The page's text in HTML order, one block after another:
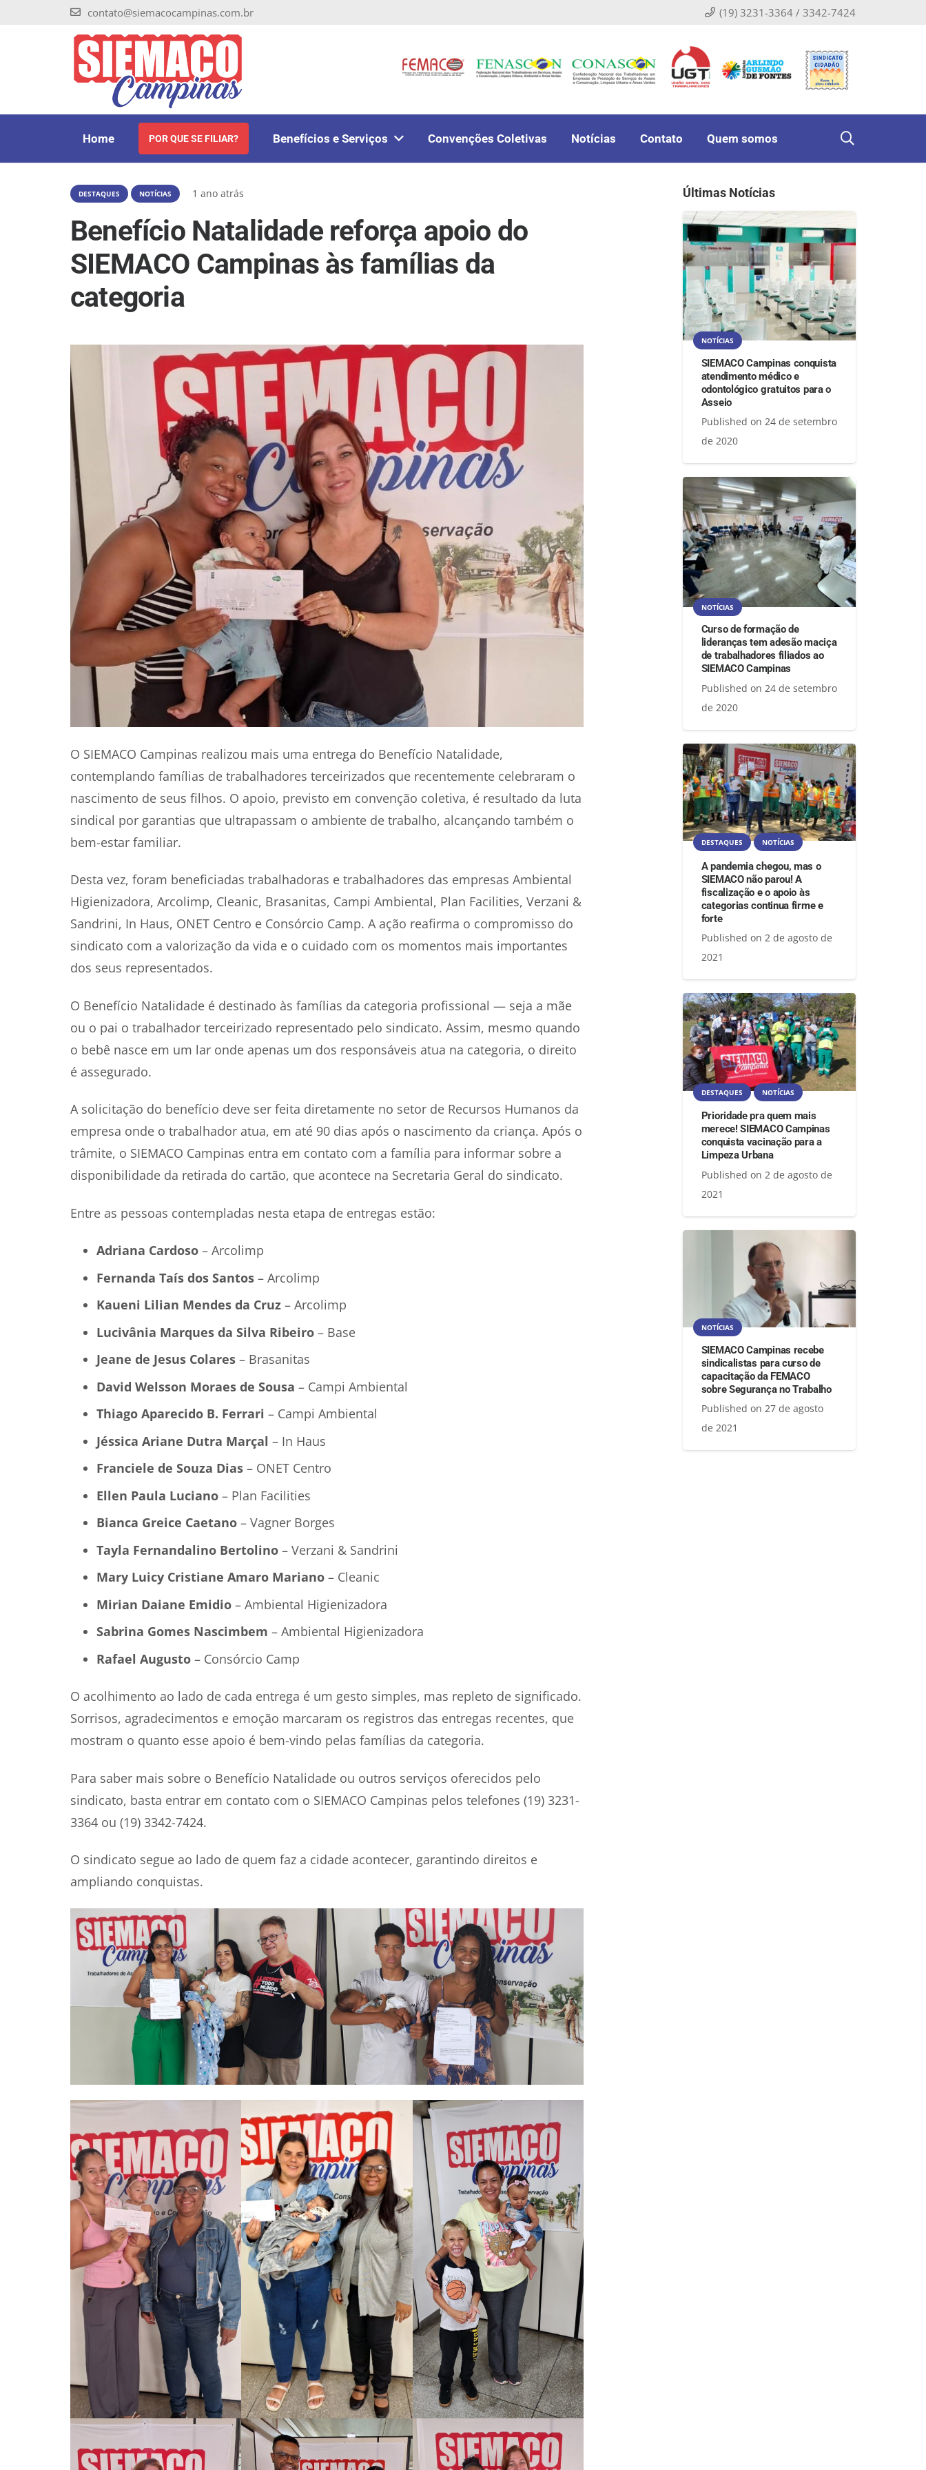
contato@siemacocampinas.com.br (19) 3231-3364 / 3342-7424
Home POR QUE SE FILIAR? Benefícios e Serviços Convenções Coletivas Notícias Contato Quem somos
DESTAQUES NOTÍCIAS 1 ano atrás
Benefício Natalidade reforça apoio do
SIEMACO Campinas às famílias da
categoria
O SIEMACO Campinas realizou mais uma entrega do Benefício Natalidade,
contemplando famílias de trabalhadores terceirizados que recentemente celebraram o
nascimento de seus filhos. O apoio, previsto em convenção coletiva, é resultado da luta
sindical por garantias que ultrapassam o ambiente de trabalho, alcançando também o
bem-estar familiar.
Desta vez, foram beneficiadas trabalhadoras e trabalhadores das empresas Ambiental
Higienizadora, Arcolimp, Cleanic, Brasanitas, Campi Ambiental, Plan Facilities, Verzani &
Sandrini, In Haus, ONET Centro e Consórcio Camp. A ação reafirma o compromisso do
sindicato com a valorização da vida e o cuidado com os momentos mais importantes
dos seus representados.
O Benefício Natalidade é destinado às famílias da categoria profissional — seja a mãe
ou o pai o trabalhador terceirizado representado pelo sindicato. Assim, mesmo quando
o bebê nasce em um lar onde apenas um dos responsáveis atua na categoria, o direito
é assegurado.
A solicitação do benefício deve ser feita diretamente no setor de Recursos Humanos da
empresa onde o trabalhador atua, em até 90 dias após o nascimento da criança. Após o
trâmite, o SIEMACO Campinas entra em contato com a família para informar sobre a
disponibilidade da retirada do cartão, que acontece na Secretaria Geral do sindicato.
Entre as pessoas contempladas nesta etapa de entregas estão:
Adriana Cardoso– Arcolimp
Fernanda Taís dos Santos– Arcolimp
Kaueni Lilian Mendes da Cruz– Arcolimp
Lucivânia Marques da Silva Ribeiro– Base
Jeane de Jesus Colares– Brasanitas
David Welsson Moraes de Sousa – Campi Ambiental
Thiago Aparecido B. Ferrari – Campi Ambiental
Jéssica Ariane Dutra Marçal – In Haus
Franciele de Souza Dias– ONET Centro
Ellen Paula Luciano– Plan Facilities
Bianca Greice Caetano– Vagner Borges
Tayla Fernandalino Bertolino– Verzani & Sandrini
Mary Luicy Cristiane Amaro Mariano– Cleanic
Mirian Daiane Emidio– Ambiental Higienizadora
Sabrina Gomes Nascimbem – Ambiental Higienizadora
Rafael Augusto– Consórcio Camp
O acolhimento ao lado de cada entrega é um gesto simples, mas repleto de significado.
Sorrisos, agradecimentos e emoção marcaram os registros das entregas recentes, que
mostram o quanto esse apoio é bem-vindo pelas famílias da categoria.
Para saber mais sobre o Benefício Natalidade ou outros serviços oferecidos pelo
sindicato, basta entrar em contato com o SIEMACO Campinas pelos telefones (19) 3231-
3364 ou (19) 3342-7424.
O sindicato segue ao lado de quem faz a cidade acontecer, garantindo direitos e
ampliando conquistas.
Últimas Notícias
NOTÍCIAS
SIEMACO Campinas conquista
atendimento médico e
odontológico gratuitos para o
Asseio
Published on 24 de setembro
de 2020
NOTÍCIAS
Curso de formação de
lideranças tem adesão maciça
de trabalhadores filiados ao
SIEMACO Campinas
Published on 24 de setembro
de 2020
DESTAQUES NOTÍCIAS
A pandemia chegou, mas o
SIEMACO não parou! A
fiscalização e o apoio às
categorias continua firme e
forte
Published on 2 de agosto de
2021
DESTAQUES NOTÍCIAS
Prioridade pra quem mais
merece! SIEMACO Campinas
conquista vacinação para a
Limpeza Urbana
Published on 2 de agosto de
2021
NOTÍCIAS
SIEMACO Campinas recebe
sindicalistas para curso de
capacitação da FEMACO
sobre Segurança no Trabalho
Published on 27 de agosto
de 2021